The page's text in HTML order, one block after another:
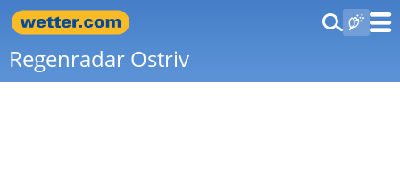
Regenradar Ostriv